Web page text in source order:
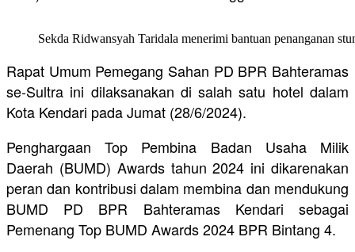
Sekda Ridwansyah Taridala menerimi bantuan penanganan
Rapat Umum Pemegang Sahan PD BPR Bahteramas
se-Sultra ini dilaksanakan di salah satu hotel dalam
Kota Kendari pada Jumat (28/6/2024).
Penghargaan Top Pembina Badan Usaha Milik
Daerah (BUMD) Awards tahun 2024 ini dikarenakan
peran dan kontribusi dalam membina dan mendukung
BUMD PD BPR Bahteramas Kendari sebagai
Pemenang Top BUMD Awards 2024 BPR Bintang 4.